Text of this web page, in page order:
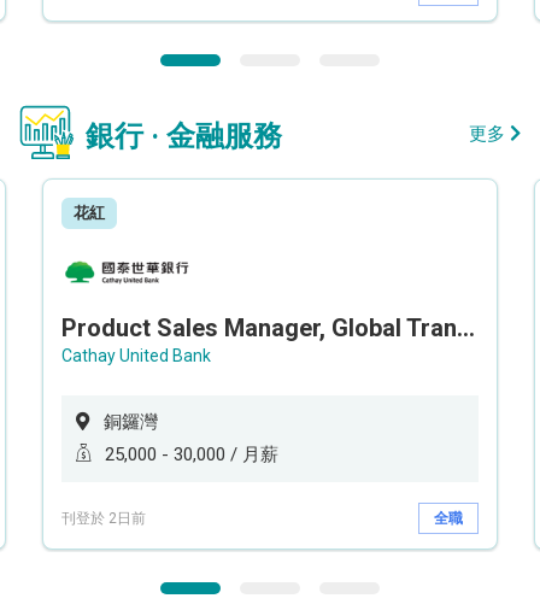
銀行 · 金融服務 更多
花紅
Product Sales Manager, Global Transaction Service (GTS)
Cathay United Bank
銅鑼灣
25,000 - 30,000 / 月薪
刊登於 2日前 全職